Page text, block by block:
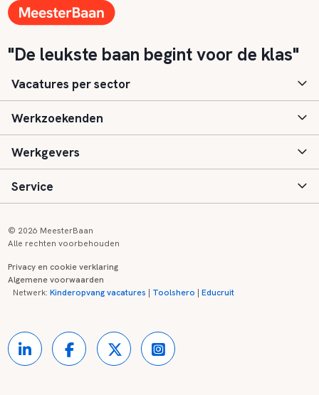
"De leukste baan begint voor de klas"
Vacatures per sector
Basisonderwijs
Speciaal (basis) onderwijs
Voortgezet onderwijs
Kinderopvang
Werkzoekenden
Aanmelden
Vacatures
Zij-instroom informatie
Onderwijsregio's
Werkgevers
Inloggen
Registreren
Contact
Service
Onderwijs links
Partners
© 2026 MeesterBaan
Alle rechten voorbehouden
Privacy en cookie verklaring
Algemene voorwaarden
Netwerk:Kinderopvang vacatures | Toolshero |Educruit